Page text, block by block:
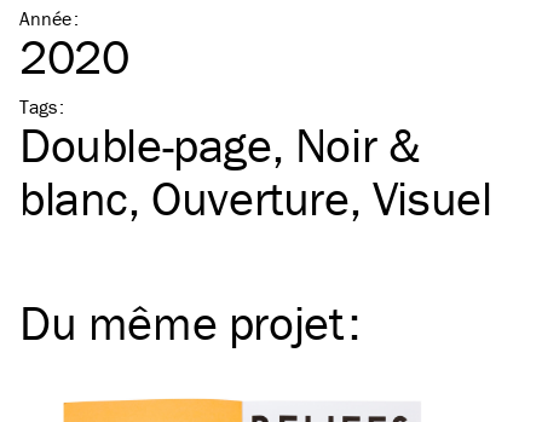
Année:
2020
Tags:
Double-page Noir &
blanc Ouverture Visuel
Du même projet: